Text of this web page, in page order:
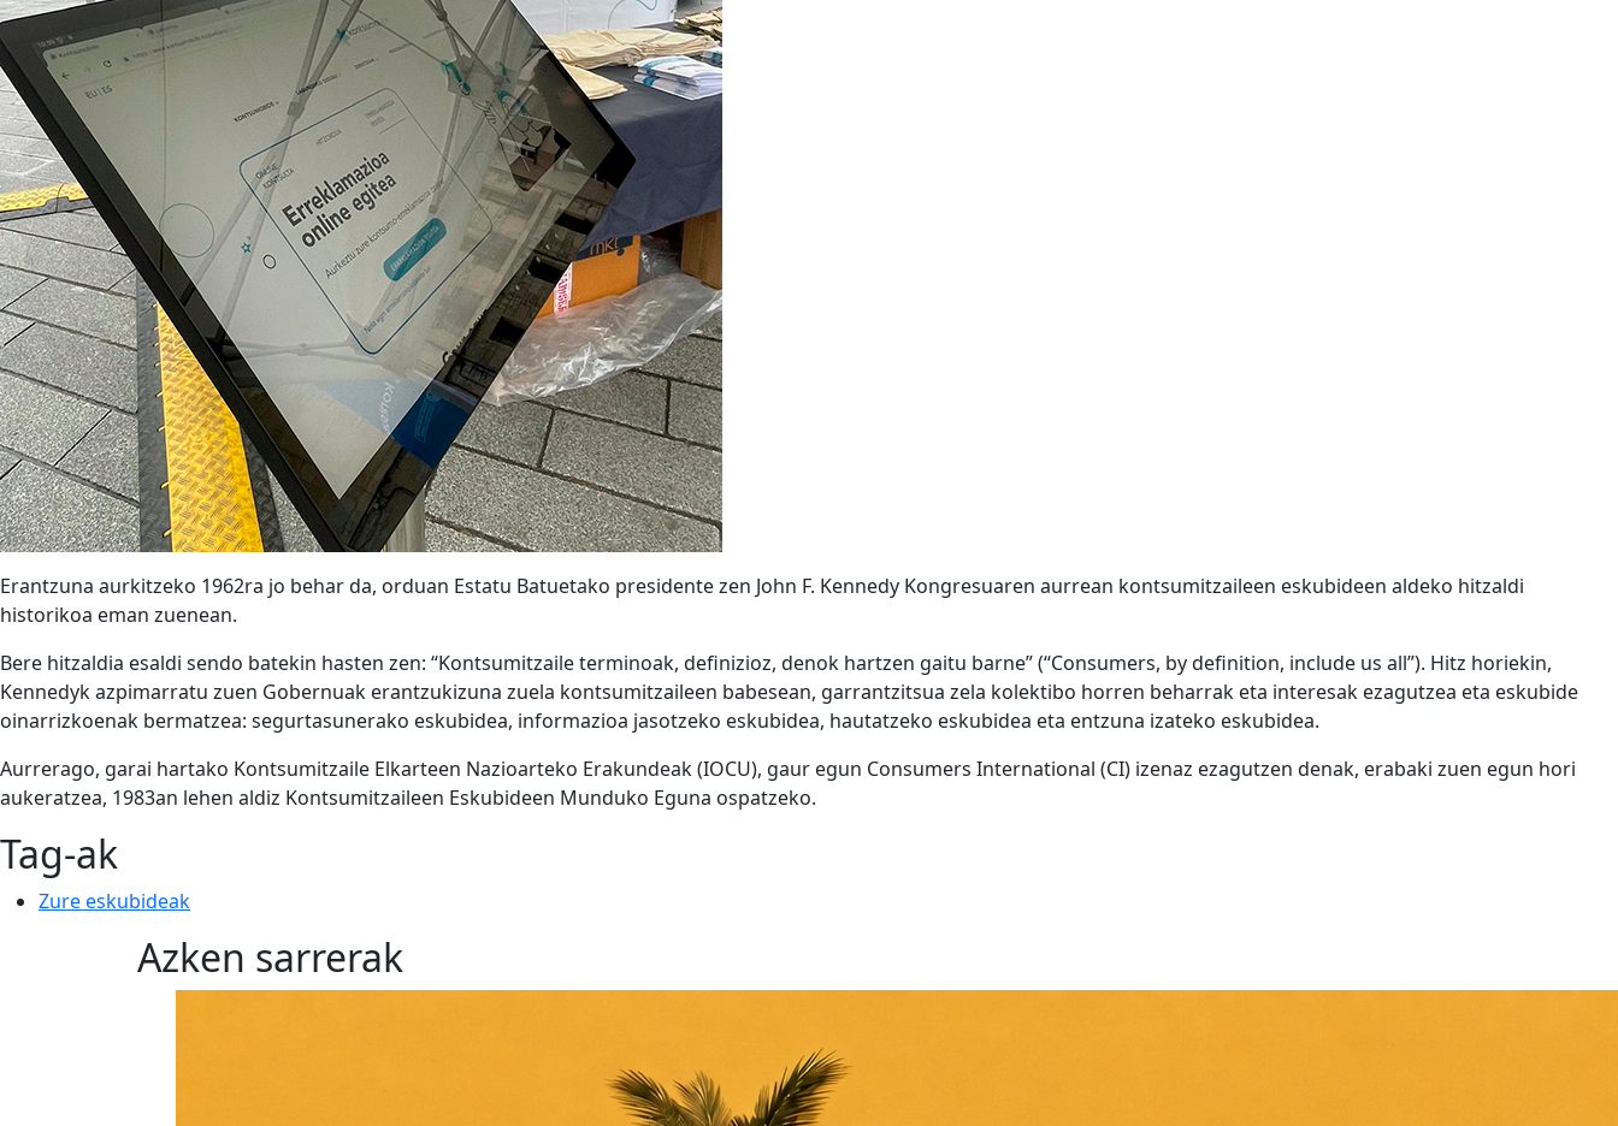
Erantzuna aurkitzeko 1962ra jo behar da, orduan Estatu Batuetako presidente zen John F. Kennedy Kongresuaren aurrean kontsumitzaileen eskubideen aldeko hitzaldi
historikoa eman zuenean.
Bere hitzaldia esaldi sendo batekin hasten zen: “Kontsumitzaile terminoak, definizioz, denok hartzen gaitu barne” (“Consumers, by definition, include us all”). Hitz horiekin,
Kennedyk azpimarratu zuen Gobernuak erantzukizuna zuela kontsumitzaileen babesean, garrantzitsua zela kolektibo horren beharrak eta interesak ezagutzea eta eskubide
oinarrizkoenak bermatzea: segurtasunerako eskubidea, informazioa jasotzeko eskubidea, hautatzeko eskubidea eta entzuna izateko eskubidea.
Aurrerago, garai hartako Kontsumitzaile Elkarteen Nazioarteko Erakundeak (IOCU), gaur egun Consumers International (CI) izenaz ezagutzen denak, erabaki zuen egun hori
aukeratzea, 1983an lehen aldiz Kontsumitzaileen Eskubideen Munduko Eguna ospatzeko.
Tag-ak
Zure eskubideak
Azken sarrerak